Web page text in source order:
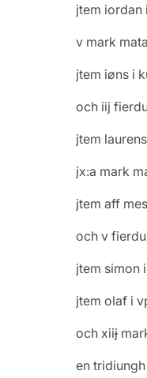
jtem iordan
v mark
jtem iøns i
och iij
jtem
jx:a mark
jtem aff
och v
jtem simon
jtem olaf i
och xiiɉ
en